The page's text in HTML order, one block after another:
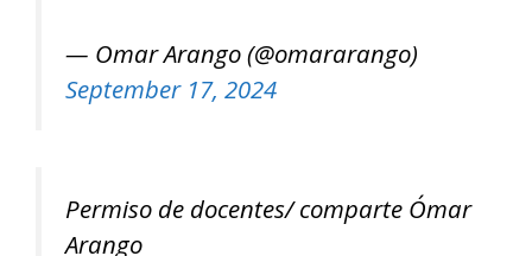
— Omar Arango (@omararango)
September 17, 2024
Permiso de docentes/ comparte Ómar
Arango